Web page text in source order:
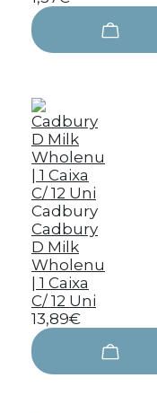
Cadbury
Cadbury
D Milk
Wholenu
| 1 Caixa
C/ 12 Uni
13,89€